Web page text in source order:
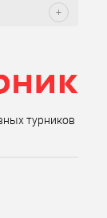
турников